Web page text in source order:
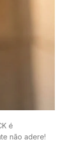
é
não adere!